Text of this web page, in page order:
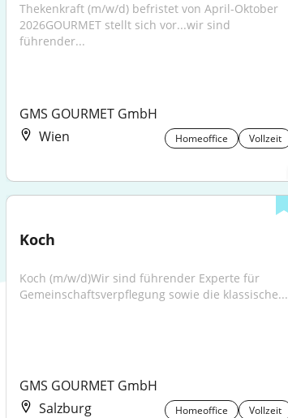
Thekenkraft (m/w/d) befristet von April-Oktober
2026GOURMET stellt sich vor...wir sind
führender...
GMS GOURMET GmbH
Wien
Homeoffice Vollzeit
Koch
Koch (m/w/d)Wir sind führender Experte für
Gemeinschaftsverpflegung sowie die klassische...
GMS GOURMET GmbH
Salzburg
Homeoffice Vollzeit